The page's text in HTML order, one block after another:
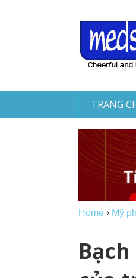
TRANG
Home › Mỹ